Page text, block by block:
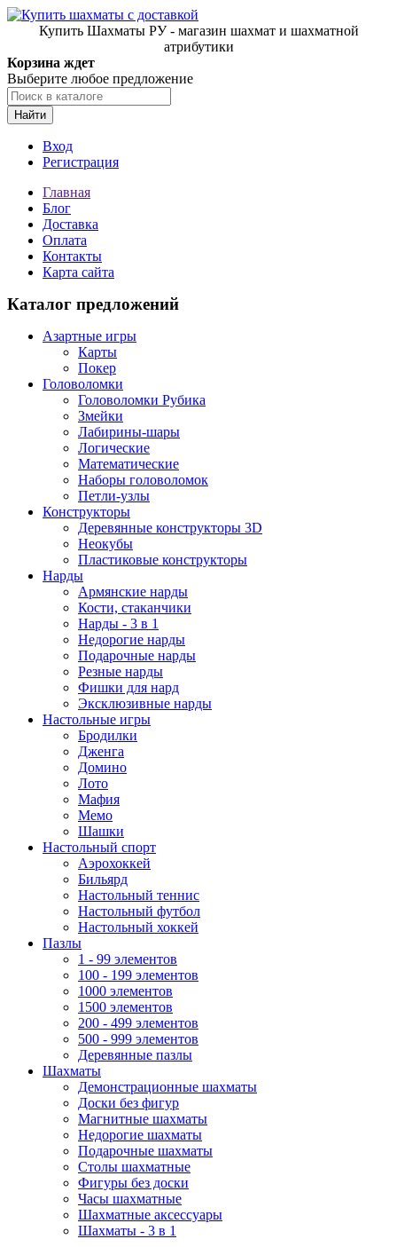
Купить Шахматы РУ - магазин шахмат и шахматной
атрибутики
Корзина ждет
Выберите любое предложение
Найти
Вход
Регистрация
Главная
Блог
Доставка
Оплата
Контакты
Карта сайта
Каталог предложений
Азартные игры
Карты
Покер
Головоломки
Головоломки Рубика
Змейки
Лабирины-шары
Логические
Математические
Наборы головоломок
Петли-узлы
Конструкторы
Деревянные конструкторы 3D
Неокубы
Пластиковые конструкторы
Нарды
Армянские нарды
Кости, стаканчики
Нарды - 3 в 1
Недорогие нарды
Подарочные нарды
Резные нарды
Фишки для нард
Эксклюзивные нарды
Настольные игры
Бродилки
Дженга
Домино
Лото
Мафия
Мемо
Шашки
Настольный спорт
Аэрохоккей
Бильярд
Настольный теннис
Настольный футбол
Настольный хоккей
Пазлы
1 - 99 элементов
100 - 199 элементов
1000 элементов
1500 элементов
200 - 499 элементов
500 - 999 элементов
Деревянные пазлы
Шахматы
Демонстрационные шахматы
Доски без фигур
Магнитные шахматы
Недорогие шахматы
Подарочные шахматы
Столы шахматные
Фигуры без доски
Часы шахматные
Шахматные аксессуары
Шахматы - 3 в 1